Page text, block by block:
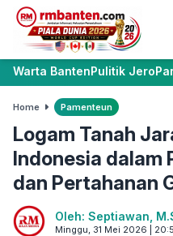
Warta BantenPulitik Jero
Home Pamenteun
Logam Tanah
Indonesia dalam
dan Pertahanan
Oleh: Septiawan,
Minggu, 31 Mei 2026 |